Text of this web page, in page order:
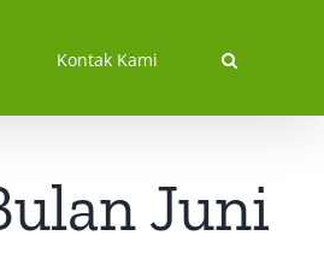
Kontak Kami
Juni